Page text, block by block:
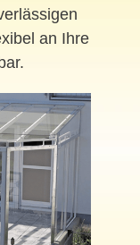
an Ihre